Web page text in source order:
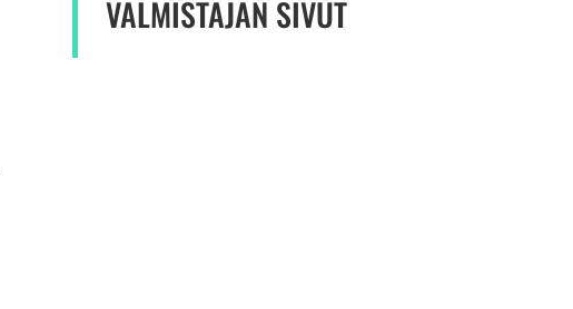
VALMISTAJAN SIVUT